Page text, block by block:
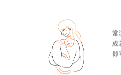
當
成
即